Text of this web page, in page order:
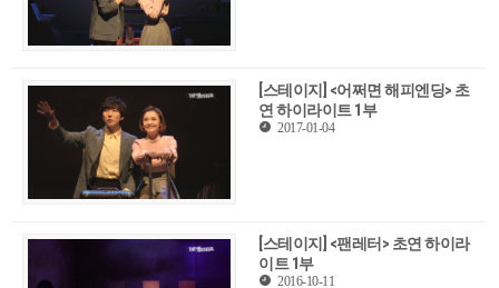
[스테이지] <어쩌면 해피엔딩> 초
연 하이라이트 1부
2017-01-04
[스테이지] <팬레터> 초연 하이라
이트 1부
2016-10-11